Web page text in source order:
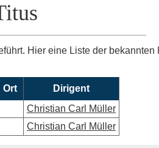
Hier eine Liste der bekannten
Ort
Dirigent
Christian Carl Müller
Christian Carl Müller